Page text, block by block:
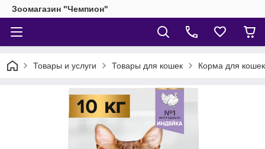
Зоомагазин "Чемпион"
Товары и услуги Товары для кошек Корма для кошек